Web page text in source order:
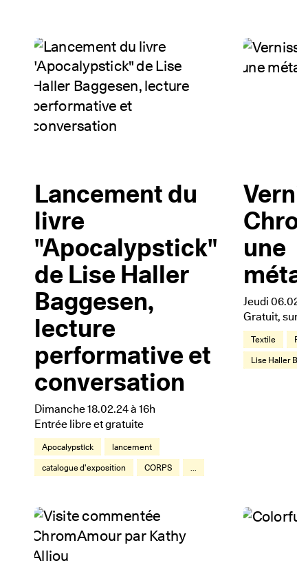
Lancement du
livre
"Apocalypstick"
de Lise Haller
Baggesen,
lecture
performative et
conversation
Dimanche 18.02.24 à 16h
Entrée libre et gratuite
Apocalypstick
lancement
catalogue d'exposition
CORPS ...
une
Jeudi
Gratuit,
Textile
Lise Haller